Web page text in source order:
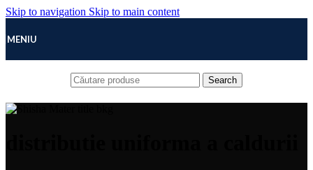
Skip to navigation Skip to main content
MENIU
Search